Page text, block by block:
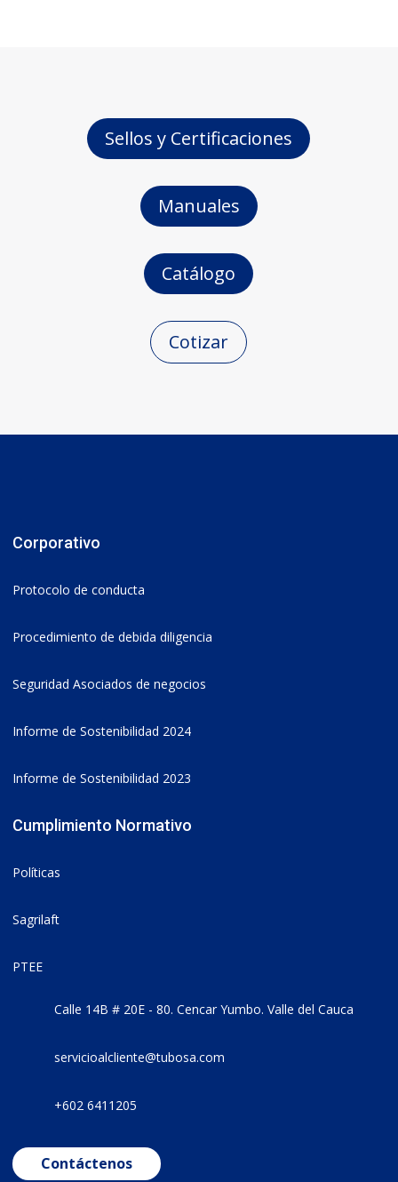
Sellos y Certificaciones
Manuales
Catálogo
Cotizar
Corporativo
Protocolo de conducta
Procedimiento de debida diligencia
Seguridad Asociados de negocios
Informe de Sostenibilidad 2024
Informe de Sostenibilidad 2023
Cumplimiento Normativo
Políticas
Sagrilaft
PTEE
Calle 14B # 20E - 80. Cencar Yumbo. Valle del Cauca
servicioalcliente@tubosa.com
+602 6411205
Contáctenos